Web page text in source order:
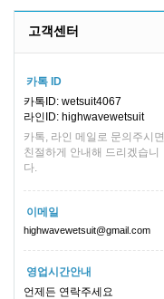
고객센터
카톡 ID
카톡ID: wetsuit4067
라인ID: highwavewetsuit
카톡, 라인 메일로 문의주시면
친절하게 안내해 드리겠습니
다.
이메일
highwavewetsuit@gmail.com
영업시간안내
언제든 연락주세요